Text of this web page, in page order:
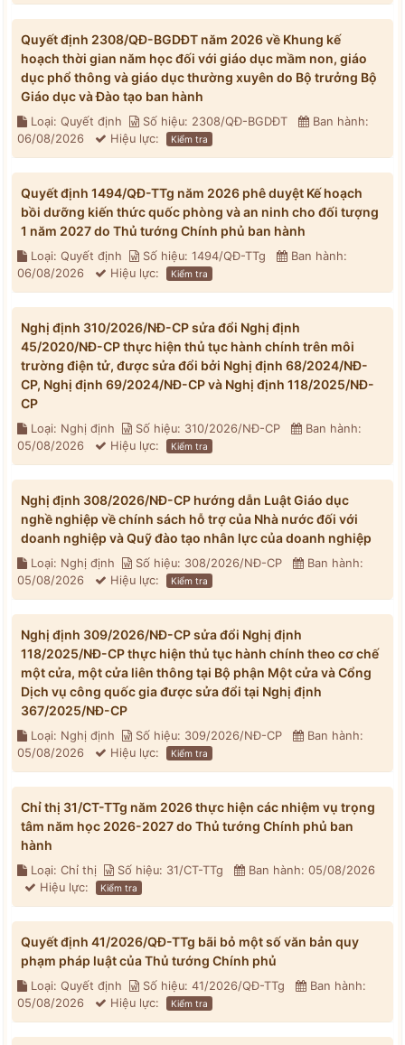
Quyết định 2308/QĐ-BGDĐT năm 2026 về Khung kế
hoạch thời gian năm học đối với giáo dục mầm non, giáo
dục phổ thông và giáo dục thường xuyên do Bộ trưởng Bộ
Giáo dục và Đào tạo ban hành
Loại: Quyết định Số hiệu: 2308/QĐ-BGDĐT
Ban hành:
06/08/2026
Hiệu lực: Kiểm tra
Quyết định 1494/QĐ-TTg năm 2026 phê duyệt Kế hoạch
bồi dưỡng kiến thức quốc phòng và an ninh cho đối tượng
1 năm 2027 do Thủ tướng Chính phủ ban hành
Loại: Quyết định Số hiệu: 1494/QĐ-TTg
Ban hành:
06/08/2026
Hiệu lực: Kiểm tra
Nghị định 310/2026/NĐ-CP sửa đổi Nghị định
45/2020/NĐ-CP thực hiện thủ tục hành chính trên môi
trường điện tử, được sửa đổi bởi Nghị định 68/2024/NĐ-
CP, Nghị định 69/2024/NĐ-CP và Nghị định 118/2025/NĐ-
CP
Loại: Nghị định Số hiệu: 310/2026/NĐ-CP
Ban hành:
05/08/2026
Hiệu lực: Kiểm tra
Nghị định 308/2026/NĐ-CP hướng dẫn Luật Giáo dục
nghề nghiệp về chính sách hỗ trợ của Nhà nước đối với
doanh nghiệp và Quỹ đào tạo nhân lực của doanh nghiệp
Loại: Nghị định Số hiệu: 308/2026/NĐ-CP
Ban hành:
05/08/2026
Hiệu lực: Kiểm tra
Nghị định 309/2026/NĐ-CP sửa đổi Nghị định
118/2025/NĐ-CP thực hiện thủ tục hành chính theo cơ chế
một cửa, một cửa liên thông tại Bộ phận Một cửa và Cổng
Dịch vụ công quốc gia được sửa đổi tại Nghị định
367/2025/NĐ-CP
Loại: Nghị định Số hiệu: 309/2026/NĐ-CP
Ban hành:
05/08/2026
Hiệu lực: Kiểm tra
Chỉ thị 31/CT-TTg năm 2026 thực hiện các nhiệm vụ trọng
tâm năm học 2026-2027 do Thủ tướng Chính phủ ban
hành
Loại: Chỉ thị Số hiệu: 31/CT-TTg
Ban hành: 05/08/2026
Hiệu lực:
Kiểm tra
Quyết định 41/2026/QĐ-TTg bãi bỏ một số văn bản quy
phạm pháp luật của Thủ tướng Chính phủ
Loại: Quyết định Số hiệu: 41/2026/QĐ-TTg
Ban hành:
05/08/2026
Hiệu lực: Kiểm tra